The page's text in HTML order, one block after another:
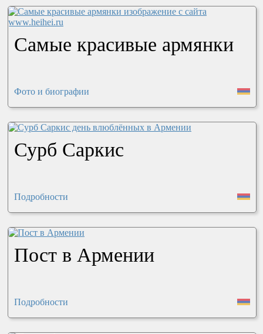
Самые красивые армянки
Фото и биографии
Сурб Саркис
Подробности
Пост в Армении
Подробности